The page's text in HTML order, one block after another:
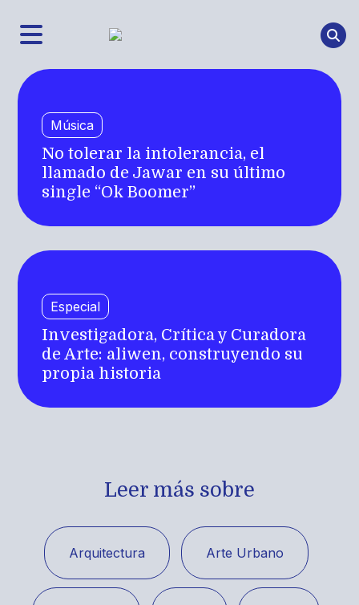
Música
No tolerar la intolerancia, el
llamado de Jawar en su último
single “Ok Boomer”
Especial
Investigadora, Crítica y Curadora
de Arte: aliwen, construyendo su
propia historia
Leer más sobre
Arquitectura Arte Urbano